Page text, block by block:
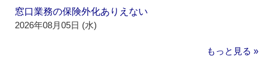
窓口業務の保険外化ありえない
2026年08月05日 (水)
もっと見る »